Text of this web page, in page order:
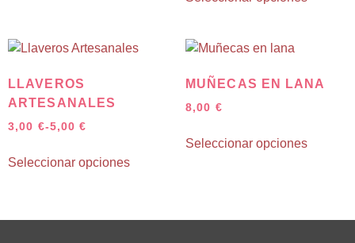
LLAVEROS
ARTESANALES
3,00 €-5,00€
Seleccionar opciones
MUÑECAS EN LANA
8,00 €
Seleccionar opciones